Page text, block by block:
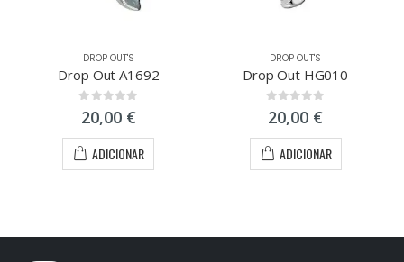
DROP OUT'S
Drop Out A1692
0out of 5
20,00 €
ADICIONAR
DROP OUT'S
Drop Out HG010
0out of 5
20,00 €
ADICIONAR